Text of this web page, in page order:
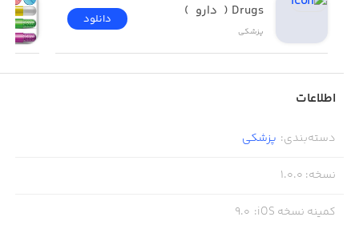
Drugs (  دارو  )
پزشکی
دانلود
اطلاعات
دسته‌بندی: پزشکی
نسخه:
1.0.0
کمینه نسخه iOS :
9.0